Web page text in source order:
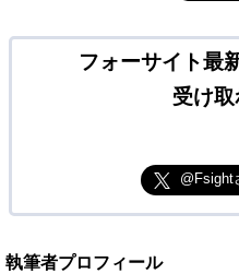
フォーサイト最
受け取
@Fsight
執筆者プロフィール